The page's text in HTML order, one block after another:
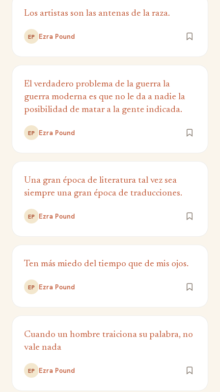
Los artistas son las antenas de la raza.
EP Ezra Pound
El verdadero problema de la guerra la
guerra moderna es que no le da a nadie la
posibilidad de matar a la gente indicada.
EP Ezra Pound
Una gran época de literatura tal vez sea
siempre una gran época de traducciones.
EP Ezra Pound
Ten más miedo del tiempo que de mis ojos.
EP Ezra Pound
Cuando un hombre traiciona su palabra, no
vale nada
EP Ezra Pound